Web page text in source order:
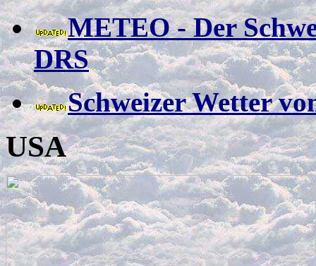
METEO - Der
DRS
Schweizer Wetter
USA